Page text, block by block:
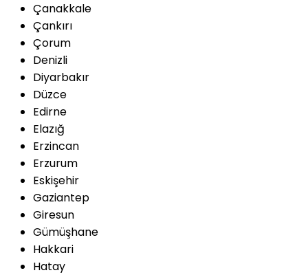
Çanakkale
Çankırı
Çorum
Denizli
Diyarbakır
Düzce
Edirne
Elazığ
Erzincan
Erzurum
Eskişehir
Gaziantep
Giresun
Gümüşhane
Hakkari
Hatay